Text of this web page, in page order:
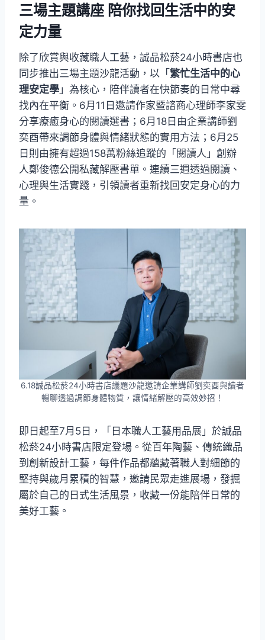
三場主題講座 陪你找回生活中的安
定力量
除了欣賞與收藏職人工藝，誠品松菸24小時書店也
同步推出三場主題沙龍活動，以「繁忙生活中的心
理安定學 」為核心，陪伴讀者在快節奏的日常中尋
找內在平衡。6月11日邀請作家暨諮商心理師李家雯
分享療癒身心的閱讀選書；6月18日由企業講師劉
奕酉帶來調節身體與情緒狀態的實用方法；6月25
日則由擁有超過158萬粉絲追蹤的「閱讀人」創辦
人鄭俊德公開私藏解壓書單。連續三週透過閱讀、
心理與生活實踐，引領讀者重新找回安定身心的力
量。
6.18誠品松菸24小時書店議題沙龍邀請企業講師劉奕酉與讀者
暢聊透過調節身體物質，讓情緒解壓的高效妙招！
即日起至7月5日，「日本職人工藝用品展」於誠品
松菸24小時書店限定登場。從百年陶藝、傳統織品
到創新設計工藝，每件作品都蘊藏著職人對細節的
堅持與歲月累積的智慧，邀請民眾走進展場，發掘
屬於自己的日式生活風景，收藏一份能陪伴日常的
美好工藝。